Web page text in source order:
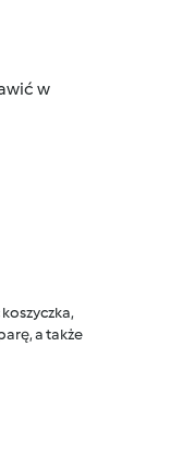
w
a także